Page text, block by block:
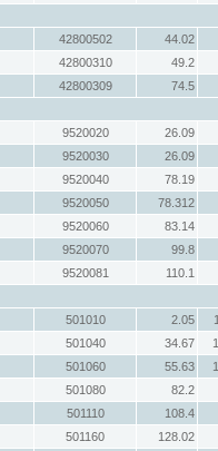
42800502
44.02
42800310
49.2
42800309
74.5
9520020
26.09
9520030
26.09
9520040
78.19
9520050
78.312
9520060
83.14
9520070
99.8
9520081
110.1
501010 2.05
501040 34.67
501060 55.63
501080
82.2
501110
108.4
501160
128.02